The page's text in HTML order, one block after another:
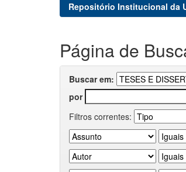
Repositório Institucional da
Página de
Buscar em:
por
Filtros correntes: